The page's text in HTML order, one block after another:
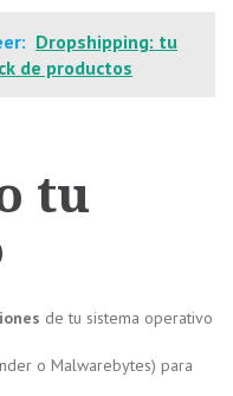
Dropshipping: tu
de productos
tu
de tu sistema operativo
o Malwarebytes) para